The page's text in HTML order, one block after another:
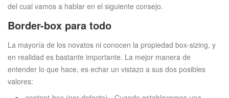
del cual vamos a hablar en el siguiente consejo.
Border-box para todo
La mayoría de los novatos ni conocen la propiedad box-sizing, y
en realidad es bastante importante. La mejor manera de
entender lo que hace, es echar un vistazo a sus dos posibles
valores: